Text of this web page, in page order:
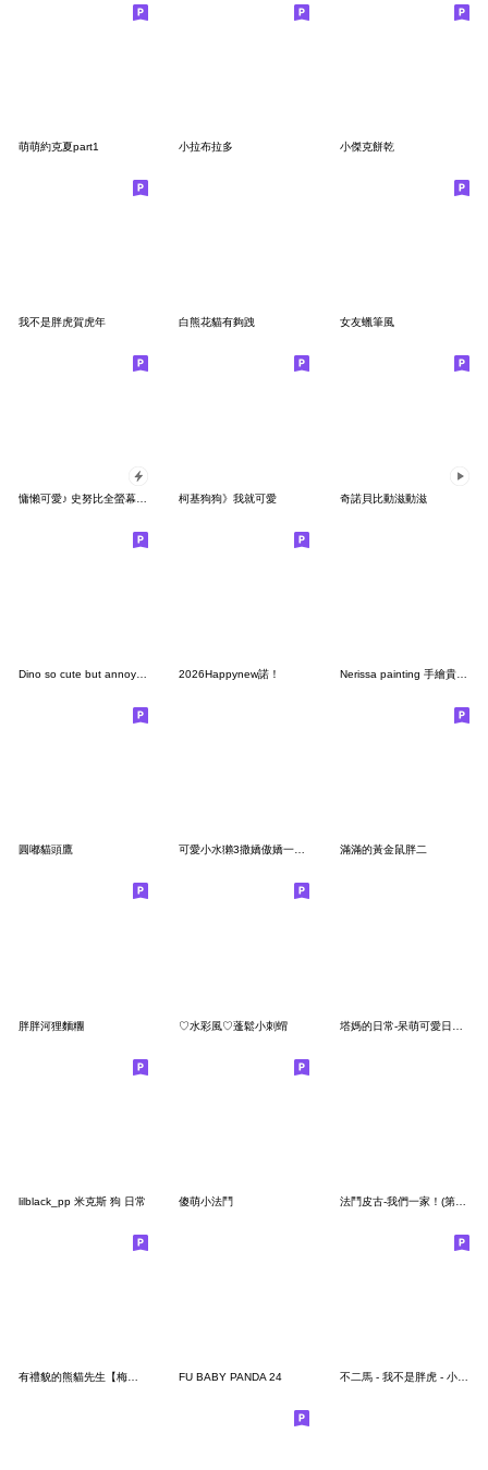
萌萌約克夏part1 小拉布拉多 小傑克餅乾
我不是胖虎賀虎年 白熊花貓有夠跩 女友蠟筆風
柯基狗狗》我就可愛 奇諾貝比動滋動滋
2026Happynew諾！ Nerissa painting 手繪貴賓狗系列
圓嘟貓頭鷹 可愛小水獺3撒嬌傲嬌一起來 滿滿的黃金鼠胖二
胖胖河狸麵糰 ♡水彩風♡蓬鬆小刺蝟
lilblack_pp 米克斯 狗 日常 傻萌小法鬥 法鬥皮古-我們一家！(第46彈)
有禮貌的熊貓先生【梅雨～夏天】 FU BABY PANDA 24 不二馬 - 我不是胖虎 - 小虎的日常